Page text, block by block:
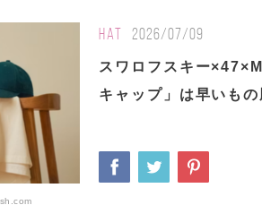
HAT 2026/07/09
スワロフスキー
キャップ」は早いもの